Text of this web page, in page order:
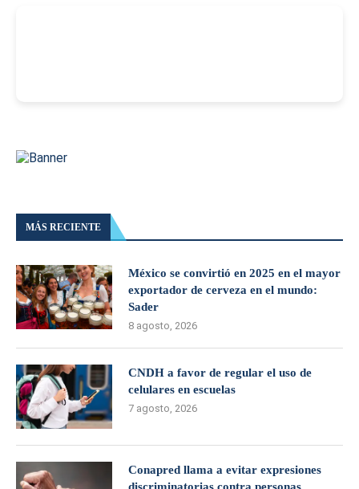
MÁS RECIENTE
México se convirtió en 2025 en el mayor
exportador de cerveza en el mundo:
Sader
8 agosto, 2026
CNDH a favor de regular el uso de
celulares en escuelas
7 agosto, 2026
Conapred llama a evitar expresiones